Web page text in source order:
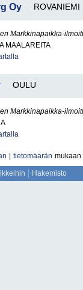
Oy ROVANIEMI
Markkinapaikka-
MAALAREITA
OULU
Markkinapaikka-
tietomäärän mukaan
Hakemisto